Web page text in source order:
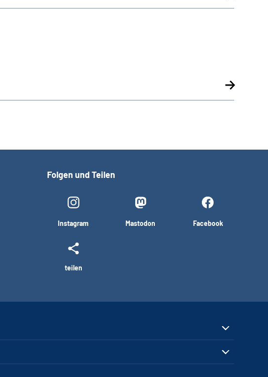
Folgen und Teilen
Instagram Mastodon Facebook
teilen